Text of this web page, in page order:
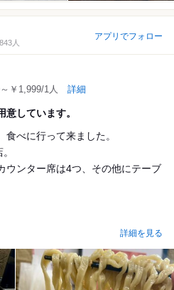
人
アプリでフォロー
￥1,999/1人 詳細
しています。
べに行って来ました。
ウンター席は4つ、その他にテーブ
詳細を見る